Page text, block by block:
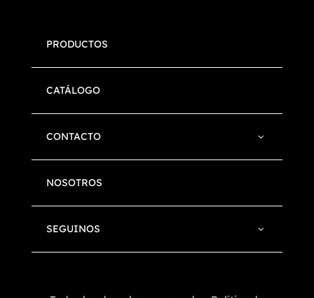
PRODUCTOS
CATÁLOGO
CONTACTO
NOSOTROS
SEGUINOS